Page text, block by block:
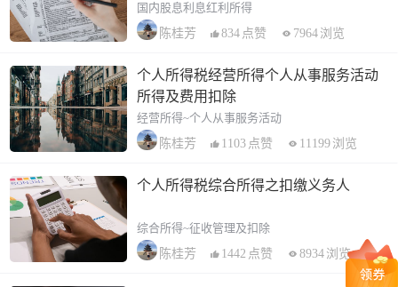
国内股息利息红利所得
陈桂芳
834 点赞 7964 浏览
个人所得税经营所得个人从事服务活动
所得及费用扣除
经营所得~个人从事服务活动
陈桂芳
1103 点赞 11199 浏览
个人所得税综合所得之扣缴义务人
综合所得~征收管理及扣除
陈桂芳
1442 点赞 8934 浏览